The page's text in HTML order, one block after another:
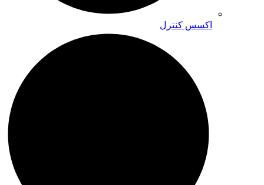
اکسس کنترل